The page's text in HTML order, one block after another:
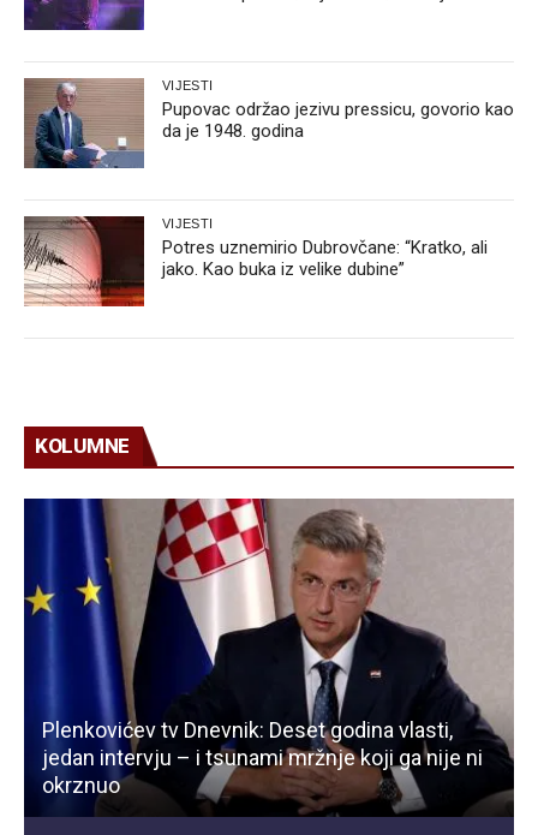
VIJESTI
Pupovac održao jezivu pressicu, govorio kao
da je 1948. godina
VIJESTI
Potres uznemirio Dubrovčane: “Kratko, ali
jako. Kao buka iz velike dubine”
KOLUMNE
Plenkovićev tv Dnevnik: Deset godina vlasti,
jedan intervju – i tsunami mržnje koji ga nije ni
okrznuo